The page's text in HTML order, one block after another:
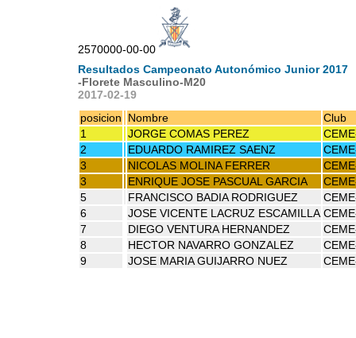
2570000-00-00
Resultados Campeonato Autonómico Junior 2017
-Florete Masculino-M20
2017-02-19
posicion
Nombre
Club
1
JORGE COMAS PEREZ
2
EDUARDO RAMIREZ SAENZ
3
NICOLAS MOLINA FERRER
3
ENRIQUE JOSE PASCUAL GARCIA
5
FRANCISCO BADIA RODRIGUEZ
6
JOSE VICENTE LACRUZ ESCAMILLA
7
DIEGO VENTURA HERNANDEZ
8
HECTOR NAVARRO GONZALEZ
9
JOSE MARIA GUIJARRO NUEZ